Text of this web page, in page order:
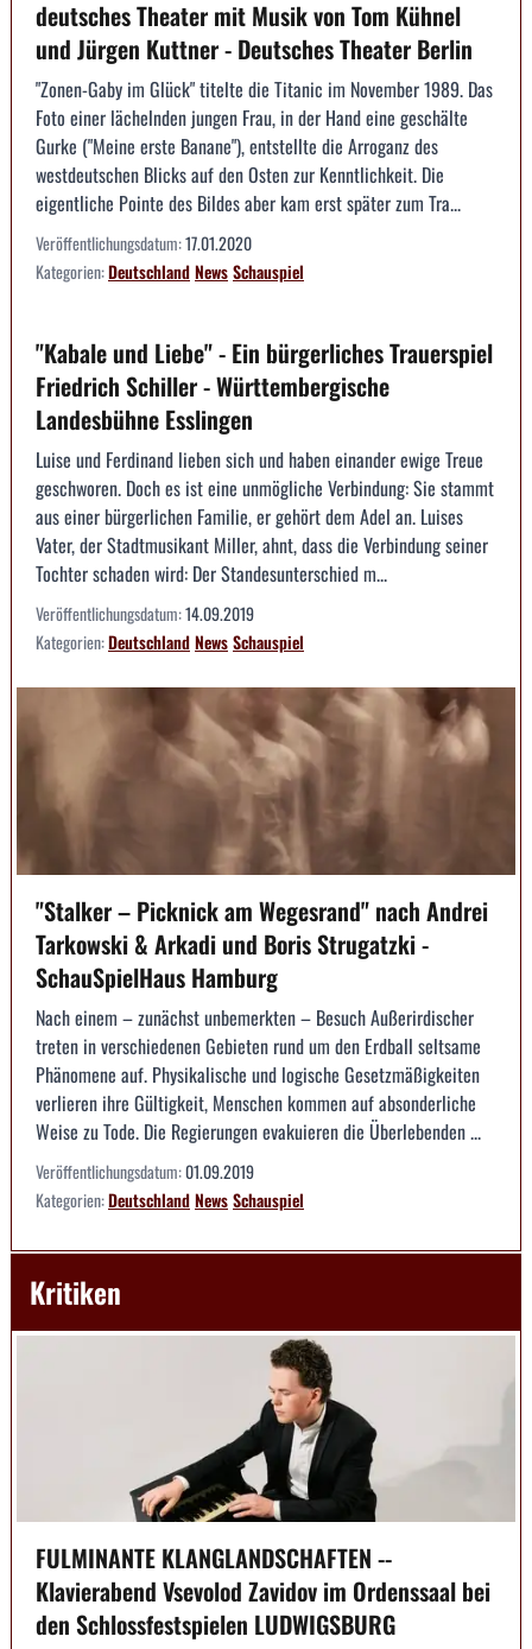
deutsches Theater mit Musik von Tom Kühnel
und Jürgen Kuttner - Deutsches Theater Berlin
"Zonen-Gaby im Glück" titelte die Titanic im November 1989. Das
Foto einer lächelnden jungen Frau, in der Hand eine geschälte
Gurke ("Meine erste Banane"), entstellte die Arroganz des
westdeutschen Blicks auf den Osten zur Kenntlichkeit. Die
eigentliche Pointe des Bildes aber kam erst später zum Tra...
Veröffentlichungsdatum:17.01.2020
Kategorien:DeutschlandNewsSchauspiel
"Kabale und Liebe" - Ein bürgerliches Trauerspiel
Friedrich Schiller - Württembergische
Landesbühne Esslingen
Luise und Ferdinand lieben sich und haben einander ewige Treue
geschworen. Doch es ist eine unmögliche Verbindung: Sie stammt
aus einer bürgerlichen Familie, er gehört dem Adel an. Luises
Vater, der Stadtmusikant Miller, ahnt, dass die Verbindung seiner
Tochter schaden wird: Der Standesunterschied m...
Veröffentlichungsdatum:14.09.2019
Kategorien:DeutschlandNewsSchauspiel
"Stalker – Picknick am Wegesrand" nach Andrei
Tarkowski & Arkadi und Boris Strugatzki -
SchauSpielHaus Hamburg
Nach einem – zunächst unbemerkten – Besuch Außerirdischer
treten in verschiedenen Gebieten rund um den Erdball seltsame
Phänomene auf. Physikalische und logische Gesetzmäßigkeiten
verlieren ihre Gültigkeit, Menschen kommen auf absonderliche
Weise zu Tode. Die Regierungen evakuieren die Überlebenden ...
Veröffentlichungsdatum:01.09.2019
Kategorien:DeutschlandNewsSchauspiel
Kritiken
FULMINANTE KLANGLANDSCHAFTEN --
Klavierabend Vsevolod Zavidov im Ordenssaal bei
den Schlossfestspielen LUDWIGSBURG